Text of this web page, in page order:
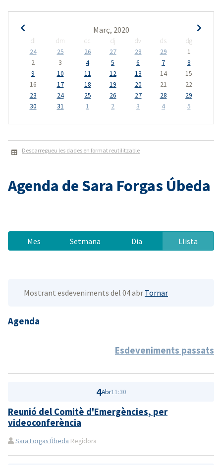
Març, 2020
dl dm dc dj dv ds
dg
24
25 26 27 28 29
1
2
3 4 5 6 7
8
9
10 11 12 13 14
15
16
17 18 19 20 21
22
23
24 25 26 27 28
29
30
31 1 2 3 4 5
Descarregueu les dades en format reutilitzable
Agenda de Sara Forgas Úbeda
Mes Setmana Dia Llista
Mostrant esdeveniments del 04 abr Tornar
Agenda
Esdeveniments passats
4Abr11:30
Reunió del Comitè d'Emergències, per
videoconferència
Sara Forgas Úbeda Regidora